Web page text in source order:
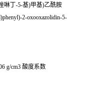
啉丁-5-基)甲基)乙酰胺
2-oxooxazolidin-5-
g/cm3 酸度系数